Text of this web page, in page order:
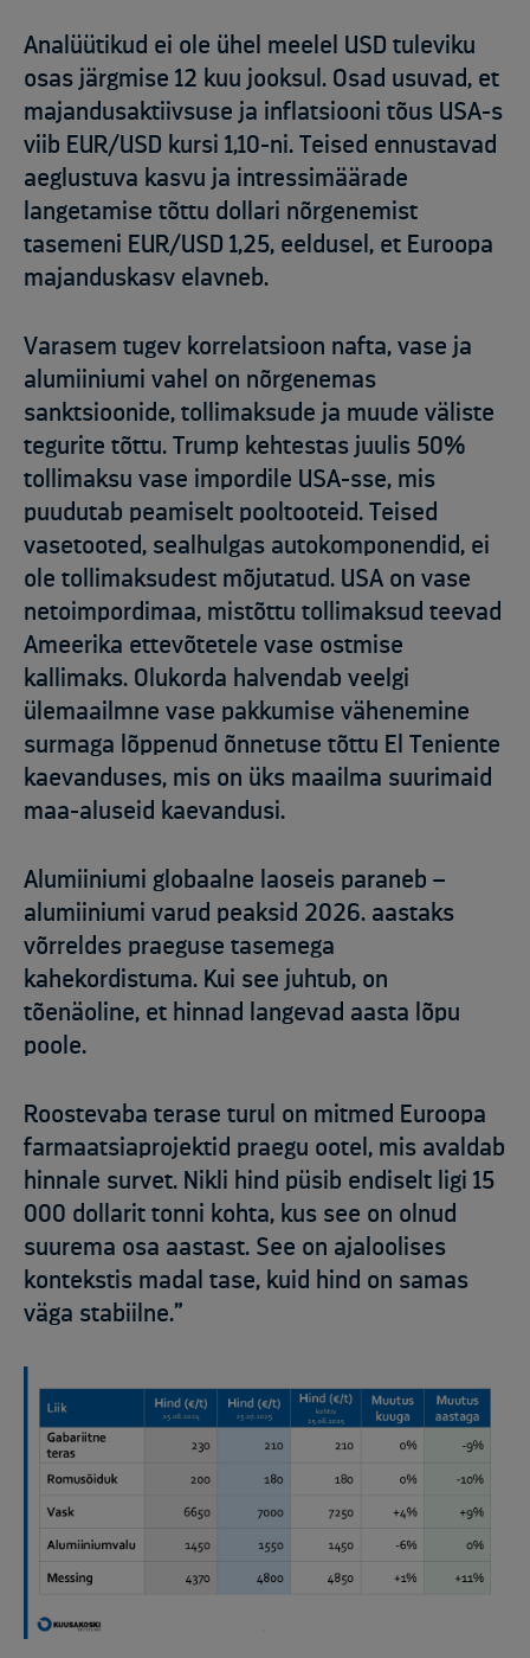
Analüütikud ei ole ühel meelel USD tuleviku
osas järgmise 12 kuu jooksul. Osad usuvad, et
majandusaktiivsuse ja inflatsiooni tõus USA-s
viib EUR/USD kursi 1,10-ni. Teised ennustavad
aeglustuva kasvu ja intressimäärade
langetamise tõttu dollari nõrgenemist
tasemeni EUR/USD 1,25, eeldusel, et Euroopa
majanduskasv elavneb.
Varasem tugev korrelatsioon nafta, vase ja
alumiiniumi vahel on nõrgenemas
sanktsioonide, tollimaksude ja muude väliste
tegurite tõttu. Trump kehtestas juulis 50%
tollimaksu vase impordile USA-sse, mis
puudutab peamiselt pooltooteid. Teised
vasetooted, sealhulgas autokomponendid, ei
ole tollimaksudest mõjutatud. USA on vase
netoimpordimaa, mistõttu tollimaksud teevad
Ameerika ettevõtetele vase ostmise
kallimaks. Olukorda halvendab veelgi
ülemaailmne vase pakkumise vähenemine
surmaga lõppenud õnnetuse tõttu El Teniente
kaevanduses, mis on üks maailma suurimaid
maa-aluseid kaevandusi.
Alumiiniumi globaalne laoseis paraneb –
alumiiniumi varud peaksid 2026. aastaks
võrreldes praeguse tasemega
kahekordistuma. Kui see juhtub, on
tõenäoline, et hinnad langevad aasta lõpu
poole.
Roostevaba terase turul on mitmed Euroopa
farmaatsiaprojektid praegu ootel, mis avaldab
hinnale survet. Nikli hind püsib endiselt ligi 15
000 dollarit tonni kohta, kus see on olnud
suurema osa aastast. See on ajaloolises
kontekstis madal tase, kuid hind on samas
väga stabiilne.”